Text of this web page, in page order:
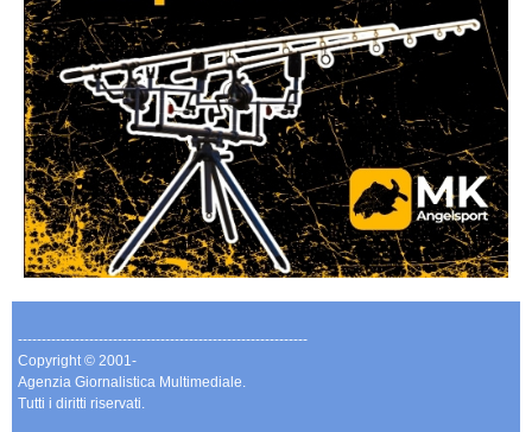
-------------------------------------------------------------
Copyright © 2001-
Agenzia Giornalistica Multimediale.
Tutti i diritti riservati.